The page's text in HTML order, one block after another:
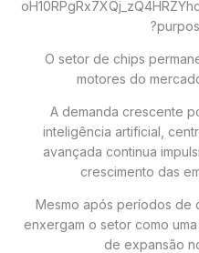
O setor de chips
motores do
A demanda crescente
inteligência artificial,
avançada continua
crescimento das
Mesmo após períodos de
enxergam o setor como
de expansão